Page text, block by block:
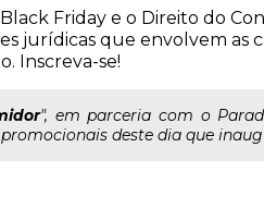
Friday e o Direito do
jurídicas que envolvem as
Inscreva-se!
", em parceria com o
deste dia que